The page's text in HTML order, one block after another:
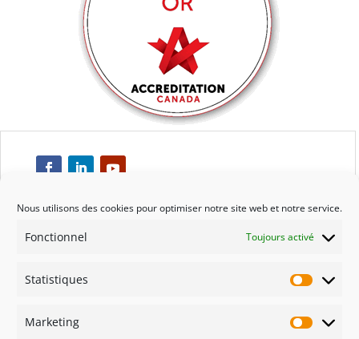
Nous utilisons des cookies pour optimiser notre site web et notre service.
Fonctionnel Toujours activé
Statistiques
Marketing
Respect
Engagement
Qualité